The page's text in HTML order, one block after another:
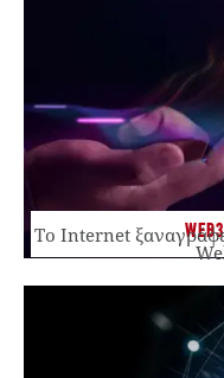
Το Internet